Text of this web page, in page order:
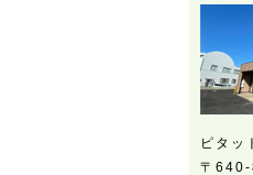
ピタッ
〒